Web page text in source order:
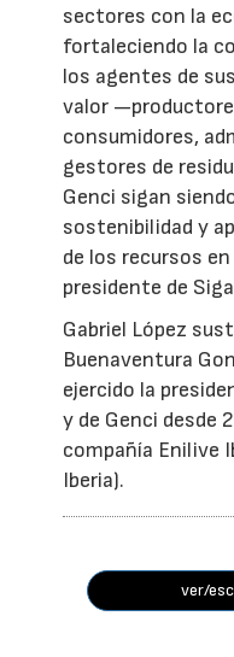
sectores con la
fortaleciendo la
los agentes de
valor
consumidores,
gestores de
Genci sigan
sostenibilidad y
de los recursos
presidente de
Gabriel López
Buenaventura
ejercido la
y de Genci desde
compañía Enilive
Iberia).
ver/